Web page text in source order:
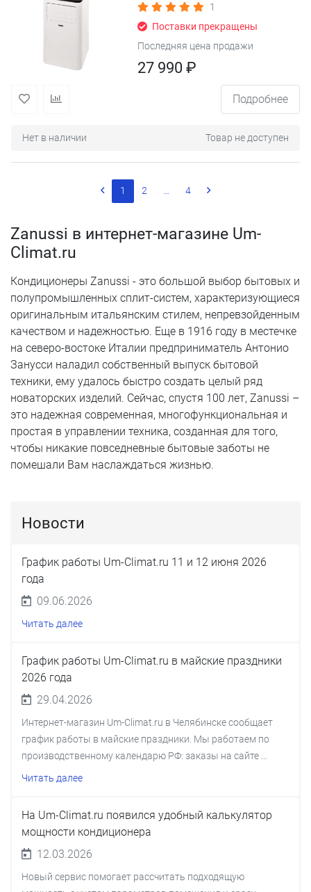
Новости
График работы Um-Climat.ru 11 и 12 июня 2026
года
09.06.2026
Читать далее
График работы Um-Climat.ru в майские праздники
2026 года
29.04.2026
Интернет-магазин Um-Climat.ru в Челябинске сообщает
график работы в майские праздники. Мы работаем по
производственному календарю РФ: заказы на сайте ...
Читать далее
На Um-Climat.ru появился удобный калькулятор
мощности кондиционера
12.03.2026
Новый сервис помогает рассчитать подходящую
1
Поставки прекращены
Последняя цена продажи
27 990 ₽
Подробнее
Нет в наличии Товар не доступен
1 2 … 4
Zanussi в интернет-магазине Um-
Climat.ru
Кондиционеры Zanussi - это большой выбор бытовых и
полупромышленных сплит-систем, характеризующиеся
оригинальным итальянским стилем, непревзойденным
качеством и надежностью. Еще в 1916 году в местечке
на северо-востоке Италии предприниматель Антонио
Занусси наладил собственный выпуск бытовой
техники, ему удалось быстро создать целый ряд
новаторских изделий. Сейчас, спустя 100 лет, Zanussi –
это надежная современная, многофункциональная и
простая в управлении техника, созданная для того,
чтобы никакие повседневные бытовые заботы не
помешали Вам наслаждаться жизнью.